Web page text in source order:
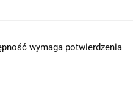
wymaga potwierdzenia